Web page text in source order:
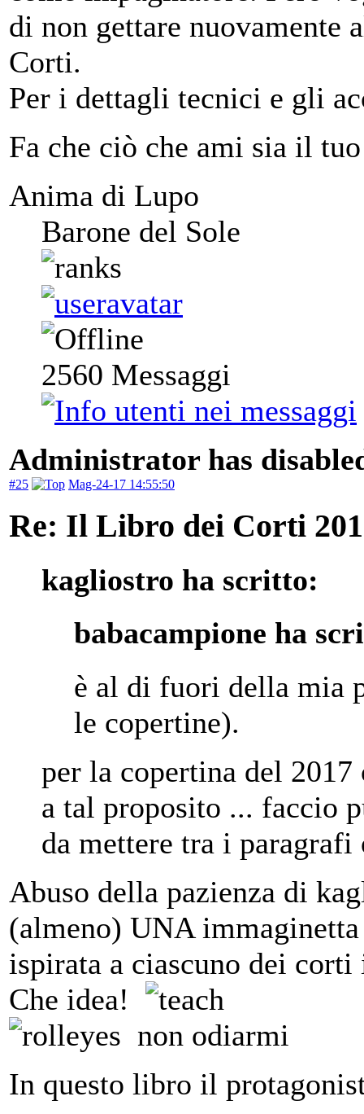
di non gettare nuovamente
Corti.
Per i dettagli tecnici e gli
Fa che ciò che ami sia il
Anima di Lupo
Barone del Sole
2560 Messaggi
Administrator has
#25 Mag-24-17 14:55:50
Re: Il Libro dei Corti
kagliostro ha scritto:
babacampione ha
è al di fuori della mia
le copertine).
per la copertina del
a tal proposito ... faccio
da mettere tra i paragrafi
Abuso della pazienza di
(almeno) UNA
ispirata a ciascuno dei corti
Che idea!
non odiarmi
In questo libro il